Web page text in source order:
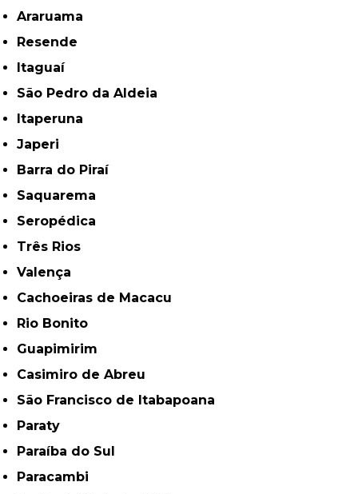
Araruama
Resende
Itaguaí
São Pedro da Aldeia
Itaperuna
Japeri
Barra do Piraí
Saquarema
Seropédica
Três Rios
Valença
Cachoeiras de Macacu
Rio Bonito
Guapimirim
Casimiro de Abreu
São Francisco de Itabapoana
Paraty
Paraíba do Sul
Paracambi